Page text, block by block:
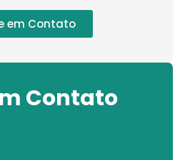
em Contato
Contato